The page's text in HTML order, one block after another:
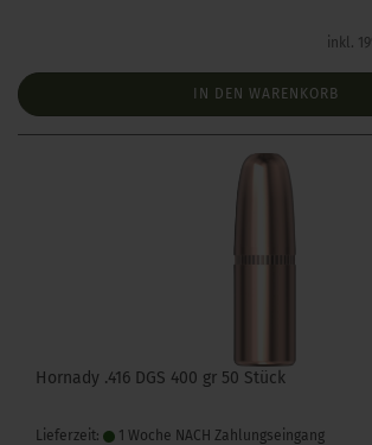
inkl.
IN DEN WARENKORB
Hornady .416 DGS 400 gr 50 Stück
Lieferzeit: 1 Woche NACH Zahlungseingang